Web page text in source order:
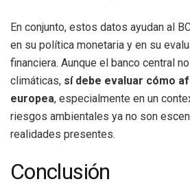
En conjunto, estos datos ayudan al
en su política monetaria y en su
financiera. Aunque el banco central
climáticas, sí debe evaluar cómo
europea, especialmente en un
riesgos ambientales ya no son
realidades presentes.
Conclusión